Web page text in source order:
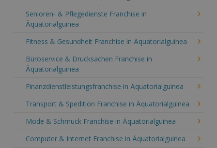
Senioren- & Pflegedienste Franchise in
Äquatorialguinea
Fitness & Gesundheit Franchise in Äquatorialguinea
Büroservice & Drucksachen Franchise in
Äquatorialguinea
Finanzdienstleistungsfranchise in Äquatorialguinea
Transport & Spedition Franchise in Äquatorialguinea
Mode & Schmuck Franchise in Äquatorialguinea
Computer & Internet Franchise in Äquatorialguinea